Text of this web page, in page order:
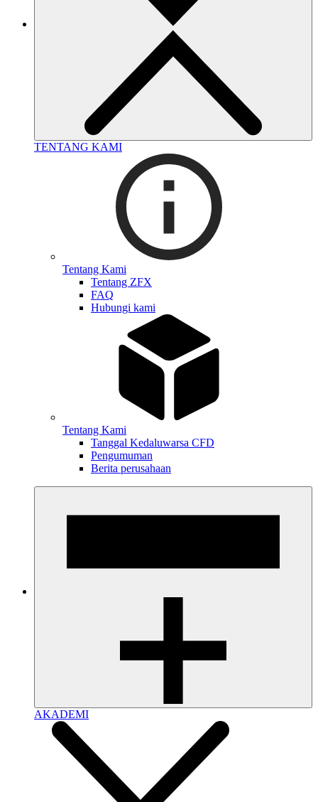
TENTANG KAMI
Tentang Kami
Tentang ZFX
FAQ
Hubungi kami
Tentang Kami
Tanggal Kedaluwarsa CFD
Pengumuman
Berita perusahaan
AKADEMI